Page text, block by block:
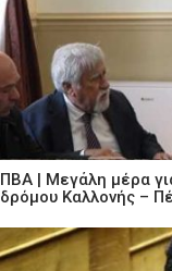
ΠΒΑ | Μεγάλη μέρα
δρόμου Καλλονής –